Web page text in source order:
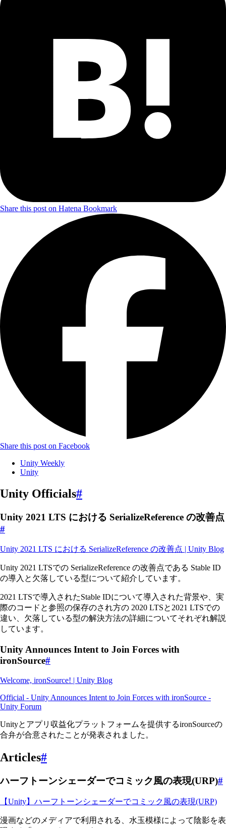
Share this post on Hatena Bookmark
Share this post on Facebook
Unity Weekly
Unity
Unity Officials#
Unity 2021 LTS における SerializeReference の改善点
#
Unity 2021 LTS における SerializeReference の改善点 | Unity Blog
Unity 2021 LTSでの SerializeReference の改善点である Stable ID
の導入と欠落している型について紹介しています。
2021 LTSで導入されたStable IDについて導入された背景や、実
際のコードと参照の保存のされ方の 2020 LTSと2021 LTSでの
違い、欠落している型の解決方法の詳細についてそれぞれ解説
しています。
Unity Announces Intent to Join Forces with
ironSource#
Welcome, ironSource! | Unity Blog
Official - Unity Announces Intent to Join Forces with ironSource -
Unity Forum
Unityとアプリ収益化プラットフォームを提供するironSourceの
合弁が合意されたことが発表されました。
Articles#
ハーフトーンシェーダーでコミック風の表現(URP)#
【Unity】ハーフトーンシェーダーでコミック風の表現(URP)
漫画などのメディアで利用される、水玉模様によって陰影を表